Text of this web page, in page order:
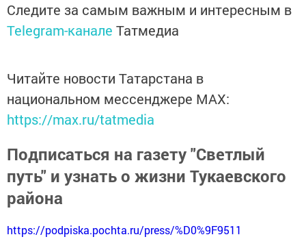
Следите за самым важным и интересным в
Telegram-канале Татмедиа
Читайте новости Татарстана в
национальном мессенджере MАХ:
https://max.ru/tatmedia
Подписаться на газету "Светлый
путь" и узнать о жизни Тукаевского
района
https://podpiska.pochta.ru/press/%D0%9F9511